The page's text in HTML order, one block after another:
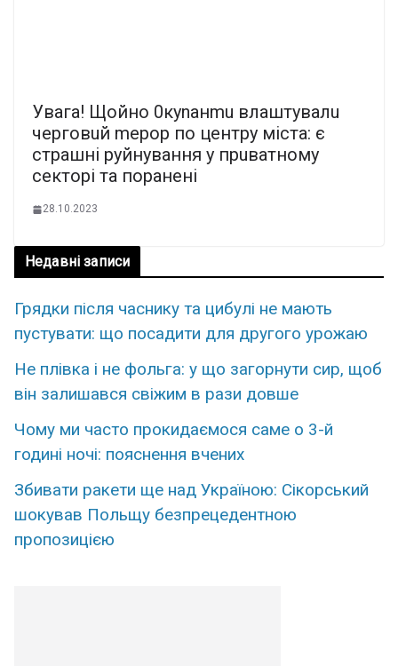
Увaгa! Щoйнo 0кynaнmu влaштyвaлu
чepгoвuй mepop пo цeнтpy мicтa: є
cтpaшнi pyйнyвaння y пpuвaтнoмy
ceктopi тa пopaнeнi
28.10.2023
Недавні записи
Грядки після часнику та цибулі не мають
пустувати: що посадити для другого урожаю
Не плівка і не фольга: у що загорнути сир, щоб
він залишався свіжим в рази довше
Чому ми часто прокидаємося саме о 3-й
годині ночі: пояснення вчених
Збивати ракети ще над Україною: Сікорський
шокував Польщу безпрецедентною
пропозицією